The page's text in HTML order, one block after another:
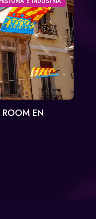
ROOM EN